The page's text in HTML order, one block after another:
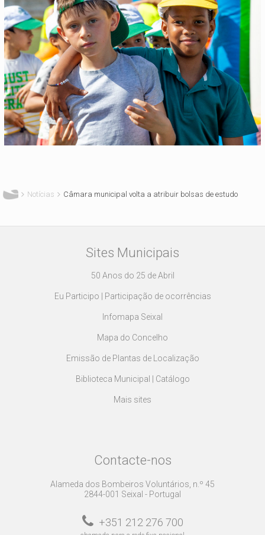
Notícias Câmara municipal volta a atribuir bolsas de estudo
Sites Municipais
50 Anos do 25 de Abril
Eu Participo | Participação de ocorrências
Infomapa Seixal
Mapa do Concelho
Emissão de Plantas de Localização
Biblioteca Municipal | Catálogo
Mais sites
Contacte-nos
Alameda dos Bombeiros Voluntários, n.º 45
2844-001 Seixal - Portugal
+351 212 276 700